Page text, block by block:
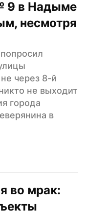
9 в Надыме
несмотря
через 8-й
не выходит
города
в
во мрак: